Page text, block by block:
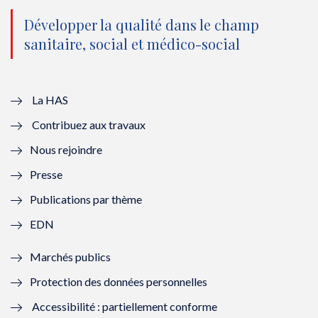
o
u
l
l
f
n
ê
n
o
e
e
n
o
u
ê
n
o
Développer la qualité dans le champ
sanitaire, social et médico-social
La HAS
Contribuez aux travaux
Nous rejoindre
Presse
Publications par thème
EDN
Marchés publics
Protection des données personnelles
Accessibilité : partiellement conforme